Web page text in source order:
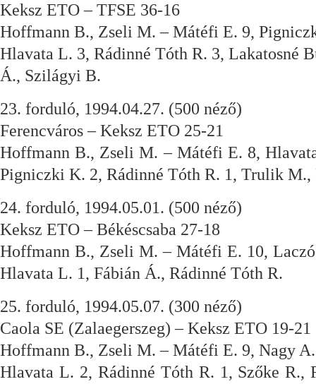
Keksz ETO – TFSE 36-16
Hoffmann B., Zseli M. – Mátéfi E. 9,
Hlavata L. 3, Rádinné Tóth R. 3, Lakatosné
Á., Szilágyi B.
23. forduló, 1994.04.27. (500 néző)
Ferencváros – Keksz ETO 25-21
Hoffmann B., Zseli M. – Mátéfi E. 8,
Pigniczki K. 2, Rádinné Tóth R. 1, Trulik
24. forduló, 1994.05.01. (500 néző)
Keksz ETO – Békéscsaba 27-18
Hoffmann B., Zseli M. – Mátéfi E. 10,
Hlavata L. 1, Fábián Á., Rádinné Tóth R.
25. forduló, 1994.05.07. (300 néző)
Caola SE (Zalaegerszeg) – Keksz ETO 19-21
Hoffmann B., Zseli M. – Mátéfi E. 9, Nagy
Hlavata L. 2, Rádinné Tóth R. 1, Szőke